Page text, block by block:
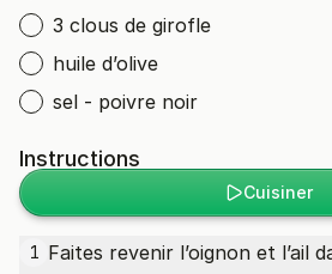
3 clous de girofle
huile d’olive
sel - poivre noir
Instructions
Cuisiner
1 Faites revenir l’oignon et l’ail